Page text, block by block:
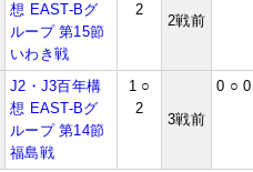
想 EAST-Bグ
ループ 第15節
いわき戦
2
2戦前
J2・J3百年構
想 EAST-Bグ
ループ 第14節
福島戦
1 ○
2
3戦前
0 ○ 0